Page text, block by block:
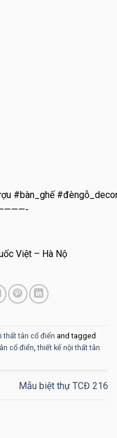
#bàn_ghế
Việt – Hà Nộ
thất tân cổ điển and tagged
cổ điển ,thiết kế nội thất tân
Mẫu biệt thự TCĐ 216